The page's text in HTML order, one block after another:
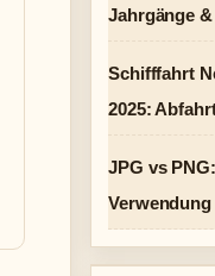
Jahrgänge
Schifffahrt
2025:
JPG vs